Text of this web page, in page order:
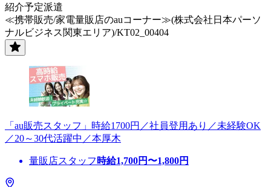
紹介予定派遣
≪携帯販売/家電量販店のauコーナー≫(株式会社日本パーソ
ナルビジネス関東エリア)/KT02_00404
「au販売スタッフ」時給1700円／社員登用あり／未経験OK
／20～30代活躍中／本厚木
量販店スタッフ 時給1,700円〜1,800円